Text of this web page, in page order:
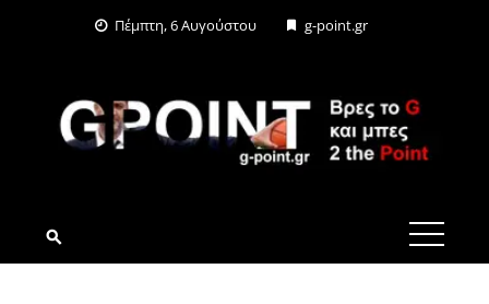
Πέμπτη, 6 Αυγούστου g-point.gr
G-POINT.GR